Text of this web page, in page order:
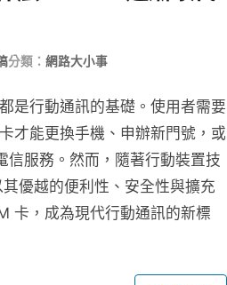
分類： 網路大小事
是行動通訊的基礎。使用者需要
才能更換手機、申辦新門號，或
信服務。然而，隨著行動裝置技
優越的便利性、安全性與擴充
卡，成為現代行動通訊的新標